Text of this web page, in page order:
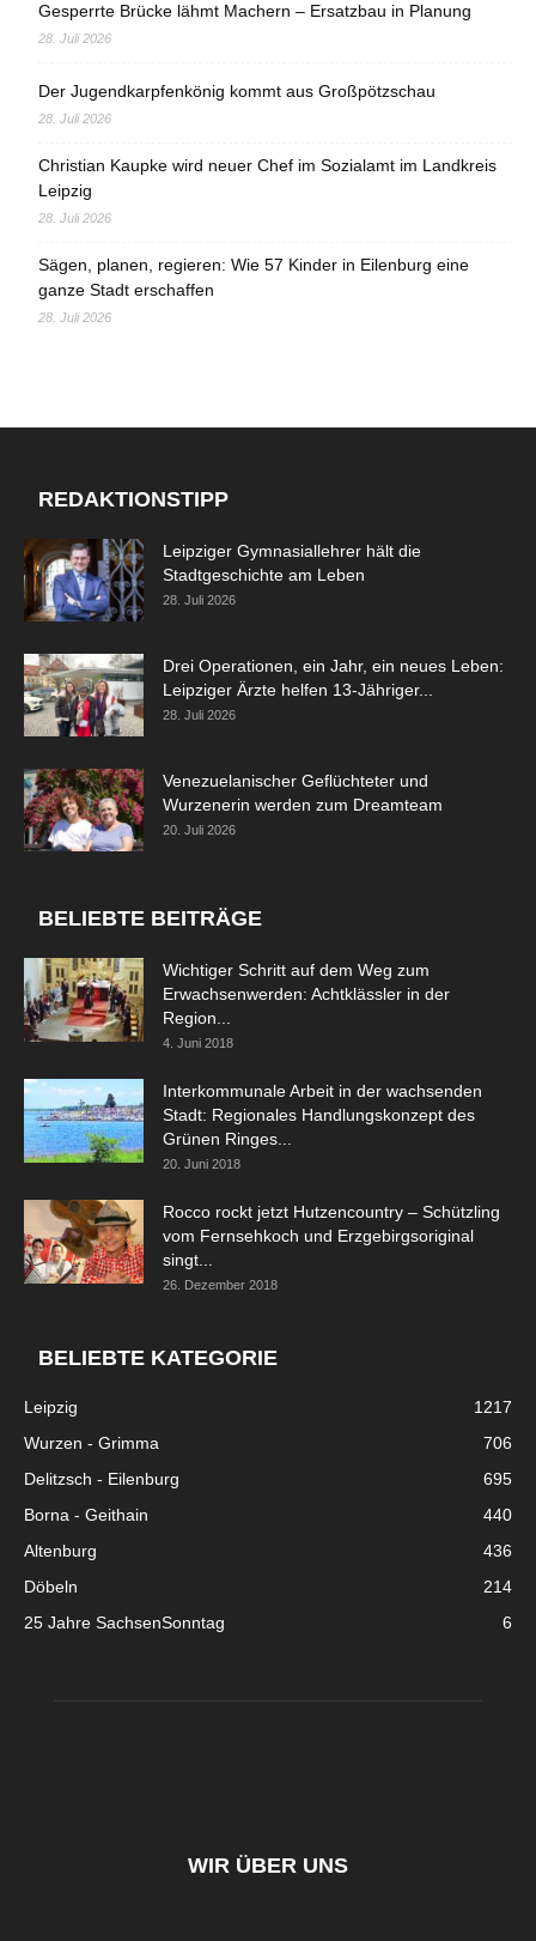
Gesperrte Brücke lähmt Machern – Ersatzbau in Planung
28. Juli 2026
Der Jugendkarpfenkönig kommt aus Großpötzschau
28. Juli 2026
Christian Kaupke wird neuer Chef im Sozialamt im Landkreis
Leipzig
28. Juli 2026
Sägen, planen, regieren: Wie 57 Kinder in Eilenburg eine
ganze Stadt erschaffen
28. Juli 2026
REDAKTIONSTIPP
Leipziger Gymnasiallehrer hält die
Stadtgeschichte am Leben
28. Juli 2026
Drei Operationen, ein Jahr, ein neues Leben:
Leipziger Ärzte helfen 13-Jähriger...
28. Juli 2026
Venezuelanischer Geflüchteter und
Wurzenerin werden zum Dreamteam
20. Juli 2026
BELIEBTE BEITRÄGE
Wichtiger Schritt auf dem Weg zum
Erwachsenwerden: Achtklässler in der
Region...
4. Juni 2018
Interkommunale Arbeit in der wachsenden
Stadt: Regionales Handlungskonzept des
Grünen Ringes...
20. Juni 2018
Rocco rockt jetzt Hutzencountry – Schützling
vom Fernsehkoch und Erzgebirgsoriginal
singt...
26. Dezember 2018
BELIEBTE KATEGORIE
Leipzig
1217
Wurzen - Grimma
706
Delitzsch - Eilenburg
695
Borna - Geithain
440
Altenburg
436
Döbeln
214
25 Jahre SachsenSonntag
6
WIR ÜBER UNS